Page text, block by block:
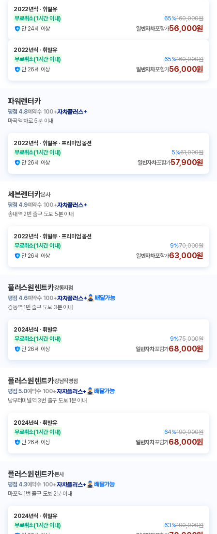
2022년식 ㆍ휘발유
무료취소(1시간 이내) 65%160,000원
만 24세 이상
일반자차포함가56,000원
2022년식 ㆍ휘발유
무료취소(1시간 이내) 65%160,000원
만 26세 이상
일반자차포함가56,000원
파워렌터카
평점 4.8예약수 100+자차플러스+
마곡역 차로 5분 이내
2022년식 ㆍ휘발유ㆍ프리미엄 옵션
무료취소(1시간 이내) 5%61,000원
만 26세 이상
일반자차포함가57,900원
세븐렌터카본사
평점 4.9예약수 100+자차플러스+
송내역 2번 출구 도보 5분 이내
2022년식 ㆍ휘발유ㆍ프리미엄 옵션
무료취소(1시간 이내) 9%70,000원
만 26세 이상
일반자차포함가63,000원
플러스원렌트카강동지점
평점 4.6예약수 100+자차플러스+
배달가능
강동역 1번 출구 도보 3분 이내
2024년식 ㆍ휘발유
무료취소(1시간 이내) 9%75,000원
만 26세 이상
일반자차포함가68,000원
플러스원렌트카강남직영점
평점 5.0예약수 100+자차플러스+
배달가능
남부터미널역 3번 출구 도보 1분 이내
2024년식 ㆍ휘발유
무료취소(1시간 이내) 64%190,000원
만 26세 이상
일반자차포함가68,000원
플러스원렌트카본사
평점 4.3예약수 100+자차플러스+
배달가능
마포역 1번 출구 도보 2분 이내
2024년식 ㆍ휘발유
무료취소(1시간 이내) 63%190,000원